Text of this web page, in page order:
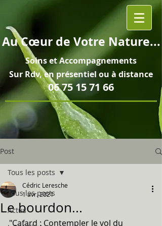
AuCœurde Votre Nature...
Soins etAccompagnements
Sur Rdv, en présentiel ou à distance
06 75 15 71 66
Post
Tous les posts
Actus
Tous les posts
Le bourdon...
Cédric Leresche
1 avr. 2021
"Cafard : Contempler le vol du